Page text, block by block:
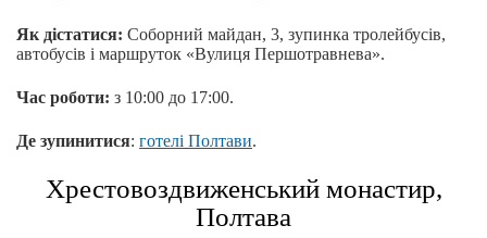
Як дістатися: Соборний майдан, 3, зупинка тролейбусів,
автобусів і маршруток «Вулиця Першотравнева».
Час роботи: з 10:00 до 17:00.
Де зупинитися: готелі Полтави.
Хрестовоздвиженський монастир,
Полтава